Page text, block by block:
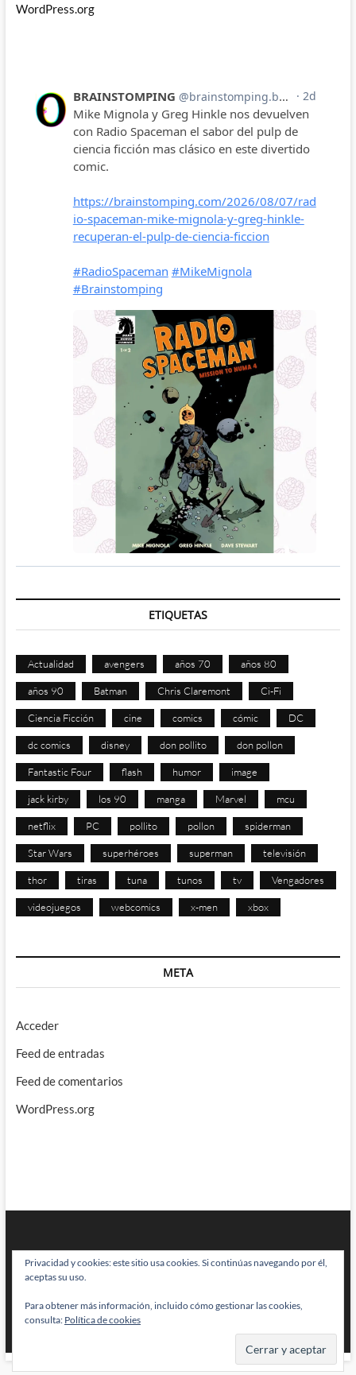
WordPress.org
ETIQUETAS
Actualidad avengers años 70 años 80
años 90 Batman Chris Claremont Ci-Fi
Ciencia Ficción cine comics cómic DC
dc comics disney don pollito don pollon
Fantastic Four flash humor image
jack kirby los 90 manga Marvel mcu
netflix PC pollito pollon spiderman
Star Wars superhéroes superman televisión
thor tiras tuna tunos tv Vengadores
videojuegos webcomics x-men xbox
META
Acceder
Feed de entradas
Feed de comentarios
WordPress.org
BRAINSTOMPING| Diseñado por:Theme Freesia|WordPress| © Todos
los derechos reservados
Privacidad y cookies: este sitio usa cookies. Si continúas navegando por él,
aceptas su uso.
Para obtener más información, incluido cómo gestionar las cookies,
consulta: Política de cookies